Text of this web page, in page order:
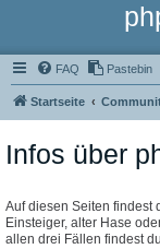
FAQ Pastebin
Startseite
Infos über
Auf diesen Seiten findest
Einsteiger, alter Hase
allen drei Fällen findest